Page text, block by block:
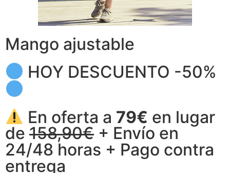
Mango ajustable
HOY DESCUENTO -50%
En oferta a 79€ en lugar
de 158,90€ + Envío en
24/48 horas + Pago contra
entrega